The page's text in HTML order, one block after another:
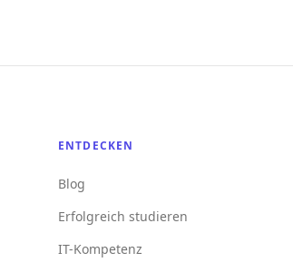
ENTDECKEN
Blog
Erfolgreich studieren
IT-Kompetenz